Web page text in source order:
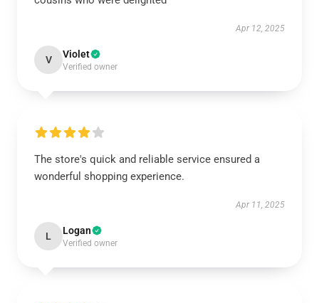
Apr 12, 2025
V Violet
Verified owner
The store's quick and reliable service ensured a
wonderful shopping experience.
Apr 11, 2025
L Logan
Verified owner